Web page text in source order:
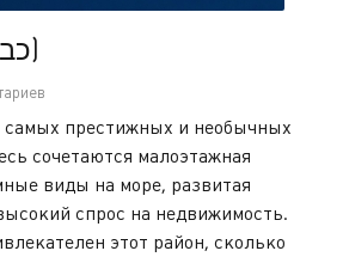
Кабабир (כבביר)
престижных и необычных
сочетаются малоэтажная
виды на море, развитая
спрос на недвижимость.
этот район, сколько